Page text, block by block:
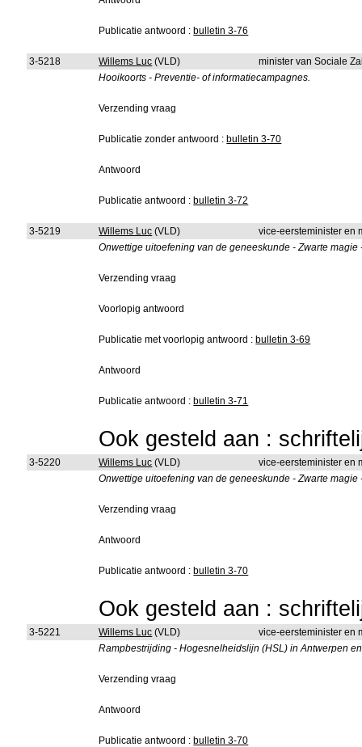
Publicatie antwoord : bulletin 3-76
3-5218 Willems Luc (VLD)
minister van Sociale
Hooikoorts - Preventie- of informatiecampagnes.
Verzending vraag
Publicatie zonder antwoord : bulletin 3-70
Antwoord
Publicatie antwoord : bulletin 3-72
3-5219 Willems Luc (VLD)
vice-eersteminister en
Onwettige uitoefening van de geneeskunde - Zwarte magie
Verzending vraag
Voorlopig antwoord
Publicatie met voorlopig antwoord : bulletin 3-69
Antwoord
Publicatie antwoord : bulletin 3-71
Ook gesteld aan :
3-5220 Willems Luc (VLD)
vice-eersteminister en
Onwettige uitoefening van de geneeskunde - Zwarte magie
Verzending vraag
Antwoord
Publicatie antwoord : bulletin 3-70
Ook gesteld aan :
3-5221 Willems Luc (VLD)
vice-eersteminister en
Rampbestrijding - Hogesnelheidslijn (HSL) in Antwerpen
Verzending vraag
Antwoord
Publicatie antwoord : bulletin 3-70